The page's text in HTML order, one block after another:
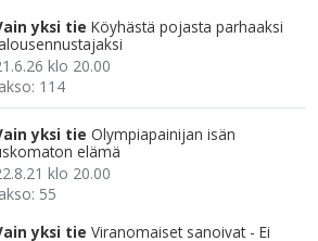
yksi tie Köyhästä pojasta parhaaksi
klo 20.00
114
yksi tie Olympiapainijan isän
elämä
klo 20.00
55
yksi tie Viranomaiset sanoivat - Ei